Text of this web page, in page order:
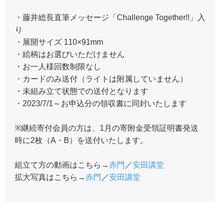
・藤井総長直筆メッセージ「Challenge Together!!」入
り
・展開サイズ 110×91mm
・絵柄はお選びいただけません
・お一人様回数制限なし
・カードのみ送付（ライトは附属していません）
・未組み立て状態での送付となります
・2023/7/1～お申込分の領収書に同封いたします
※継続寄付会員の方は、1月の寄附金受領証明書発送
時に2枚（A・B）を送付いたします。
組立て方の動画はこちら→赤門 ／安田講堂
拡大写真はこちら→赤門 ／安田講堂